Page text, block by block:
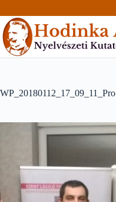
to
content
WP_20180112_17_09_11_Pro